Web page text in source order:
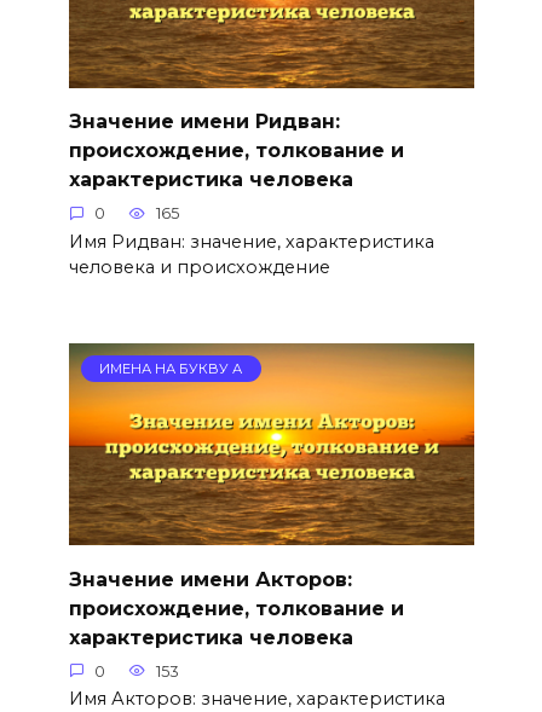
Значение имени Ридван:
происхождение, толкование и
характеристика человека
0 165
Имя Ридван: значение, характеристика
человека и происхождение
ИМЕНА НА БУКВУ А
Значение имени Акторов:
происхождение, толкование и
характеристика человека
0 153
Имя Акторов: значение, характеристика